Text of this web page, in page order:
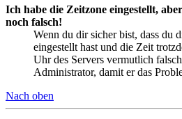
Ich habe die Zeitzone eingestellt,
noch falsch!
Wenn du dir sicher bist, dass du
eingestellt hast und die Zeit
Uhr des Servers vermutlich
Administrator, damit er das
Nach oben